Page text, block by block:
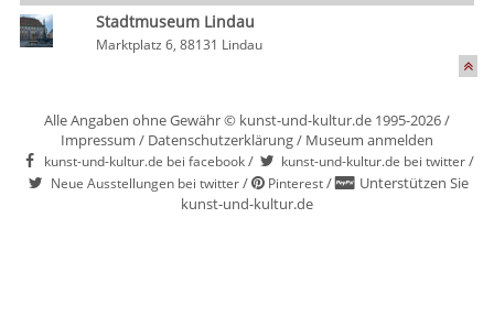
Stadtmuseum Lindau
Marktplatz 6, 88131 Lindau
Alle Angaben ohne Gewähr © kunst-und-kultur.de 1995-2026 /
Impressum / Datenschutzerklärung/ Museum anmelden
kunst-und-kultur.de bei facebook/ kunst-und-kultur.de bei twitter/
Neue Ausstellungen bei twitter/ Pinterest/
Unterstützen Sie
kunst-und-kultur.de